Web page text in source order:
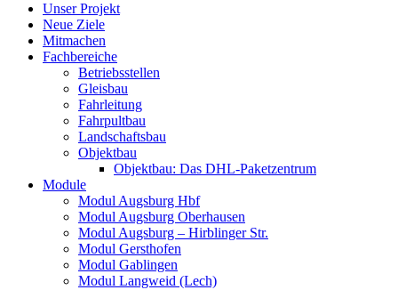
Unser Projekt
Neue Ziele
Mitmachen
Fachbereiche
Betriebsstellen
Gleisbau
Fahrleitung
Fahrpultbau
Landschaftsbau
Objektbau
Objektbau: Das DHL-Paketzentrum
Module
Modul Augsburg Hbf
Modul Augsburg Oberhausen
Modul Augsburg – Hirblinger Str.
Modul Gersthofen
Modul Gablingen
Modul Langweid (Lech)